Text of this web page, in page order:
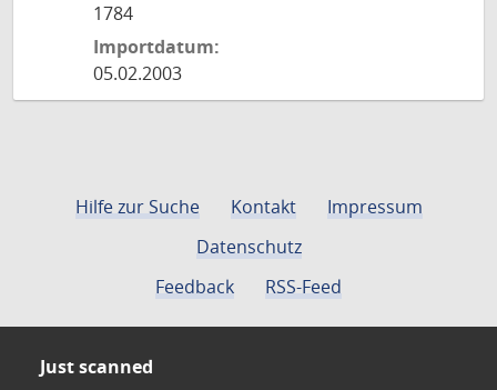
1784
Importdatum:
05.02.2003
Hilfe zur Suche Kontakt
Impressum
Datenschutz
Feedback
RSS-Feed
Just scanned